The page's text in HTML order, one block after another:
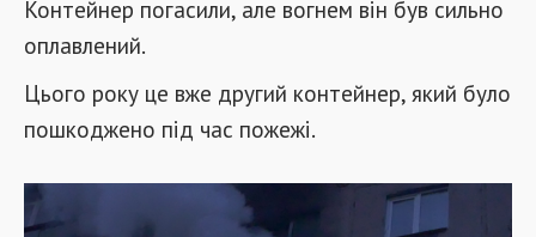
Контейнер погасили, але вогнем він був сильно
оплавлений.
Цього року це вже другий контейнер, який було
пошкоджено під час пожежі.